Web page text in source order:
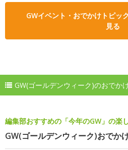
GWイベント・おでかけトピッ
見る
GW(ゴールデンウィーク)のおでか
編集部おすすめの「今年のGW」の楽
GW(ゴールデンウィーク)おでか